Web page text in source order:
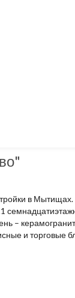
в
–
и торговые